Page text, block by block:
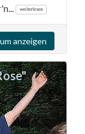
weiterlesen
anzeigen